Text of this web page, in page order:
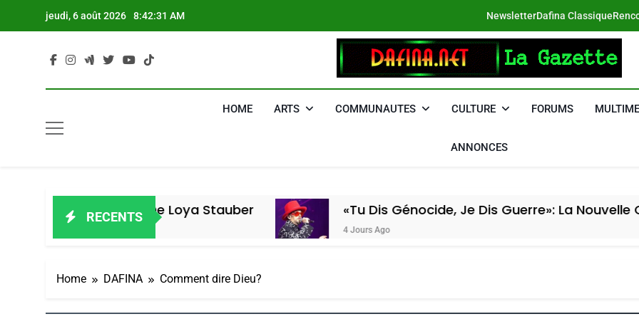
jeudi, 6 août 2026 8:42:32 AM NewsletterDafina Classique
DAFINA
HOME ARTS COMMUNAUTES CULTURE FORUMS
ANNONCES
RECENTS
De Loya Stauber «Tu Dis Génocide, Je Dis Guerre»: La Nouvelle Chanson De
4 Jours Ago
Home DAFINA Comment dire Dieu?